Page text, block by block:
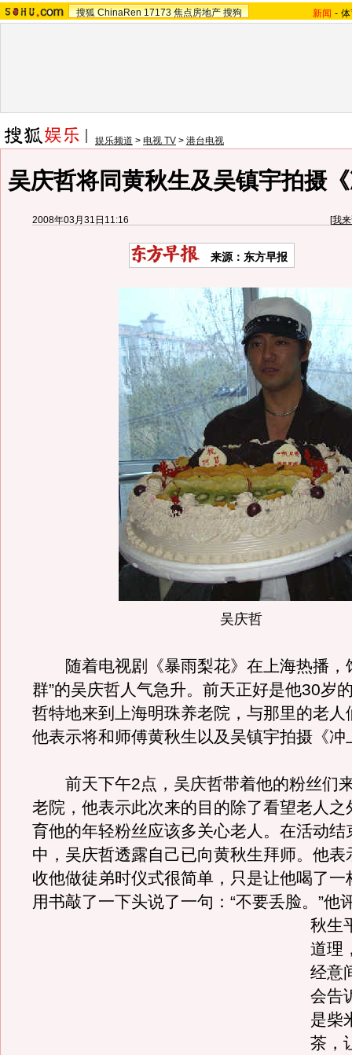
搜狐 ChinaRen 17173 焦点房地产 搜狗 新闻 -
娱乐频道 > 电视 TV > 港台电视
吴庆哲将同黄秋生及吴镇宇拍摄
2008年03月31日11:16 [我
来源：东方早报
吴庆哲
随着电视剧《暴雨梨花》在上海热播，
群”的吴庆哲人气急升。前天正好是他30岁
哲特地来到上海明珠养老院，与那里的老人
他表示将和师傅黄秋生以及吴镇宇拍摄《冲
前天下午2点，吴庆哲带着他的粉丝们
老院，他表示此次来的目的除了看望老人之
育他的年轻粉丝应该多关心老人。在活动结
中，吴庆哲透露自己已向黄秋生拜师。他表
收他做徒弟时仪式很简单，只是让他喝了一
用书敲了一下头说了一句：“不要丢脸。 ”他
秋生
道理
经意
会告
是柴
茶，